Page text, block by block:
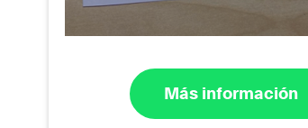
Más información